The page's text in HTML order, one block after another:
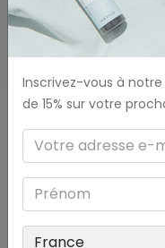
Inscrivez-vous à
de 15% sur votre